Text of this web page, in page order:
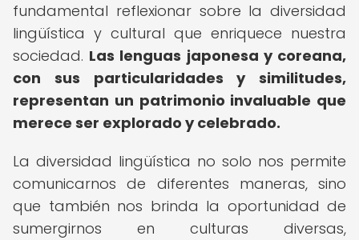
fundamental reflexionar sobre la diversidad
lingüística y cultural que enriquece nuestra
sociedad. Las lenguas japonesa y coreana,
con sus particularidades y similitudes,
representan un patrimonio invaluable que
merece ser explorado y celebrado.
La diversidad lingüística no solo nos permite
comunicarnos de diferentes maneras, sino
que también nos brinda la oportunidad de
sumergirnos en culturas diversas,